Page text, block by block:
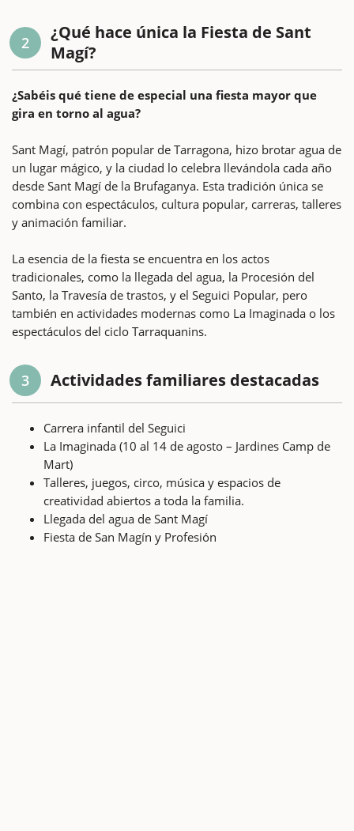
2
¿Qué hace única la Fiesta de Sant
Magí?
¿Sabéis qué tiene de especial una fiesta mayor que
gira en torno al agua?
Sant Magí, patrón popular de Tarragona, hizo brotar agua de
un lugar mágico, y la ciudad lo celebra llevándola cada año
desde Sant Magí de la Brufaganya. Esta tradición única se
combina con espectáculos, cultura popular, carreras, talleres
y animación familiar.
La esencia de la fiesta se encuentra en los actos
tradicionales, como la llegada del agua, la Procesión del
Santo, la Travesía de trastos, y el Seguici Popular, pero
también en actividades modernas como La Imaginada o los
espectáculos del ciclo Tarraquanins.
3 Actividades familiares destacadas
Carrera infantil del Seguici
La Imaginada (10 al 14 de agosto – Jardines Camp de
Mart)
Talleres, juegos, circo, música y espacios de
creatividad abiertos a toda la familia.
Llegada del agua de Sant Magí
Fiesta de San Magín y Profesión